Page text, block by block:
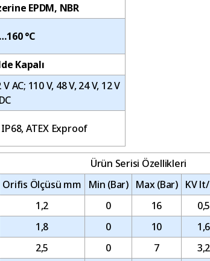
EPDM, NBR
°C
Kapalı
AC; 110 V, 48 V, 24 V, 12 V
DC
ATEX Exproof
Ürün Serisi Özellikleri
Orifis Ölçüsü mm Min (Bar) Max (Bar) KV
1,2 0 16 0,5
1,8 0 10 1,6
2,5 0 7 3,2